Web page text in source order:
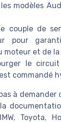
modèles
couple de
pour
moteur et de
le
commandé
à
Toyota,